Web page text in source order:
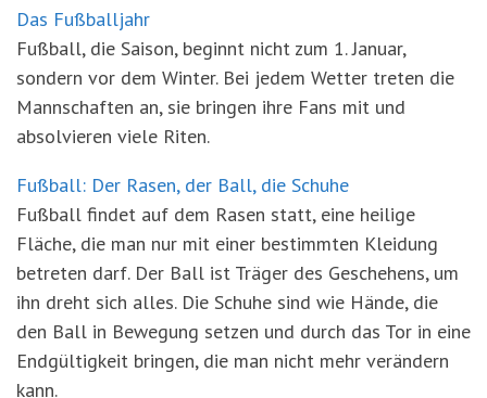
Das Fußballjahr
Fußball, die Saison, beginnt nicht zum 1. Januar,
sondern vor dem Winter. Bei jedem Wetter treten die
Mannschaften an, sie bringen ihre Fans mit und
absolvieren viele Riten.
Fußball: Der Rasen, der Ball, die Schuhe
Fußball findet auf dem Rasen statt, eine heilige
Fläche, die man nur mit einer bestimmten Kleidung
betreten darf. Der Ball ist Träger des Geschehens, um
ihn dreht sich alles. Die Schuhe sind wie Hände, die
den Ball in Bewegung setzen und durch das Tor in eine
Endgültigkeit bringen, die man nicht mehr verändern
kann.